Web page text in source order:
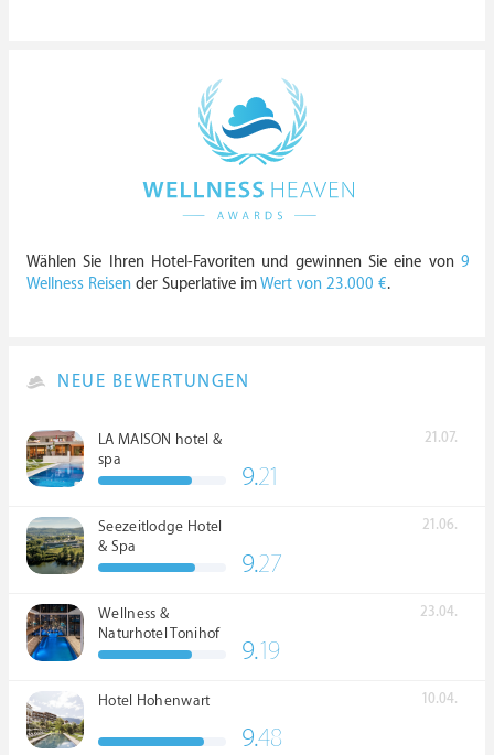
Wählen Sie Ihren Hotel-Favoriten und gewinnen Sie eine von 9
Wellness Reisen der Superlative imWert von 23.000 €.
NEUE BEWERTUNGEN
LA MAISON hotel &
spa
21.07.
9.21
Seezeitlodge Hotel
& Spa
21.06.
9.27
Wellness &
Naturhotel Tonihof
****S
23.04.
9.19
Hotel Hohenwart 10.04.
9.48